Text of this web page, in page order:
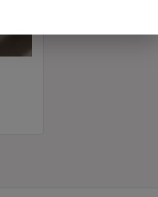
3-